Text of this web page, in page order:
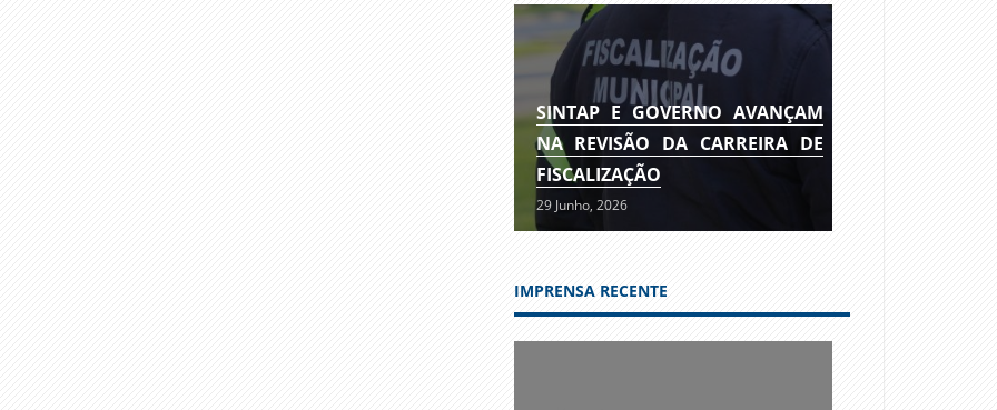
SINTAP E GOVERNO AVANÇAM
NA REVISÃO DA CARREIRA DE
FISCALIZAÇÃO
29 Junho, 2026
IMPRENSA RECENTE